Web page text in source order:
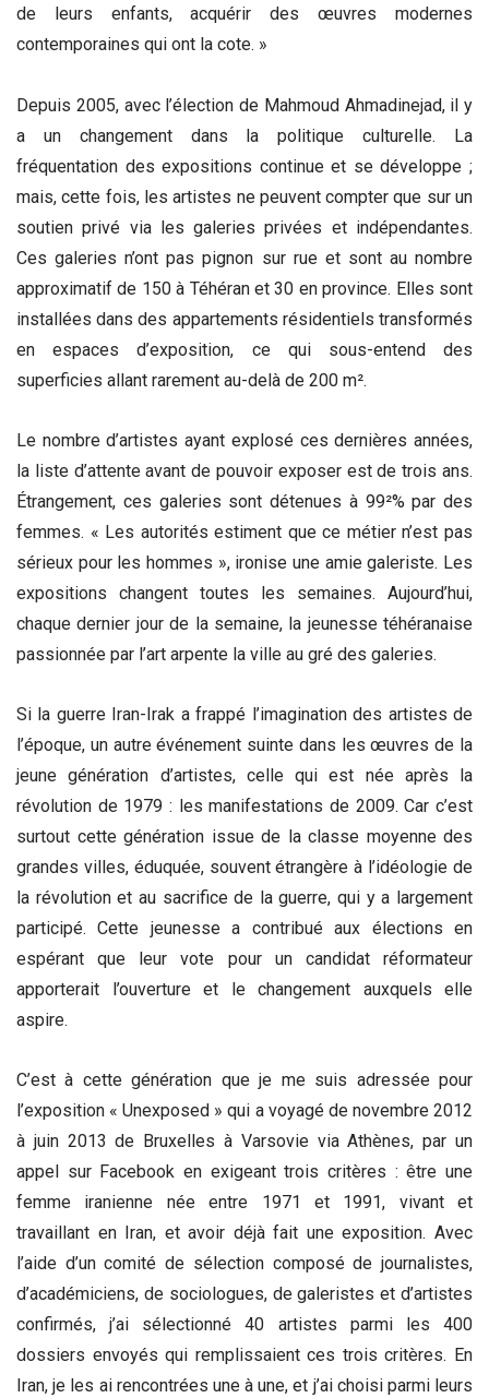
de leurs enfants, acquérir des œuvres modernes
contemporaines qui ont la cote. »
Depuis 2005, avec l’élection de Mahmoud Ahmadinejad, il y
a un changement dans la politique culturelle. La
fréquentation des expositions continue et se développe ;
mais, cette fois, les artistes ne peuvent compter que sur un
soutien privé via les galeries privées et indépendantes.
Ces galeries n’ont pas pignon sur rue et sont au nombre
approximatif de 150 à Téhéran et 30 en province. Elles sont
installées dans des appartements résidentiels transformés
en espaces d’exposition, ce qui sous-entend des
superficies allant rarement au-delà de 200 m².
Le nombre d’artistes ayant explosé ces dernières années,
la liste d’attente avant de pouvoir exposer est de trois ans.
Étrangement, ces galeries sont détenues à 99²% par des
femmes. « Les autorités estiment que ce métier n’est pas
sérieux pour les hommes », ironise une amie galeriste. Les
expositions changent toutes les semaines. Aujourd’hui,
chaque dernier jour de la semaine, la jeunesse téhéranaise
passionnée par l’art arpente la ville au gré des galeries.
Si la guerre Iran-Irak a frappé l’imagination des artistes de
l’époque, un autre événement suinte dans les œuvres de la
jeune génération d’artistes, celle qui est née après la
révolution de 1979 : les manifestations de 2009. Car c’est
surtout cette génération issue de la classe moyenne des
grandes villes, éduquée, souvent étrangère à l’idéologie de
la révolution et au sacrifice de la guerre, qui y a largement
participé. Cette jeunesse a contribué aux élections en
espérant que leur vote pour un candidat réformateur
apporterait l’ouverture et le changement auxquels elle
aspire.
C’est à cette génération que je me suis adressée pour
l’exposition « Unexposed » qui a voyagé de novembre 2012
à juin 2013 de Bruxelles à Varsovie via Athènes, par un
appel sur Facebook en exigeant trois critères : être une
femme iranienne née entre 1971 et 1991, vivant et
travaillant en Iran, et avoir déjà fait une exposition. Avec
l’aide d’un comité de sélection composé de journalistes,
d’académiciens, de sociologues, de galeristes et d’artistes
confirmés, j’ai sélectionné 40 artistes parmi les 400
dossiers envoyés qui remplissaient ces trois critères. En
Iran, je les ai rencontrées une à une, et j’ai choisi parmi leurs